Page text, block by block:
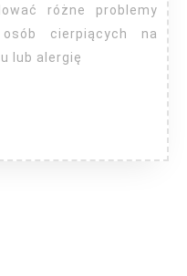
różne problemy
cierpiących na
lub alergię